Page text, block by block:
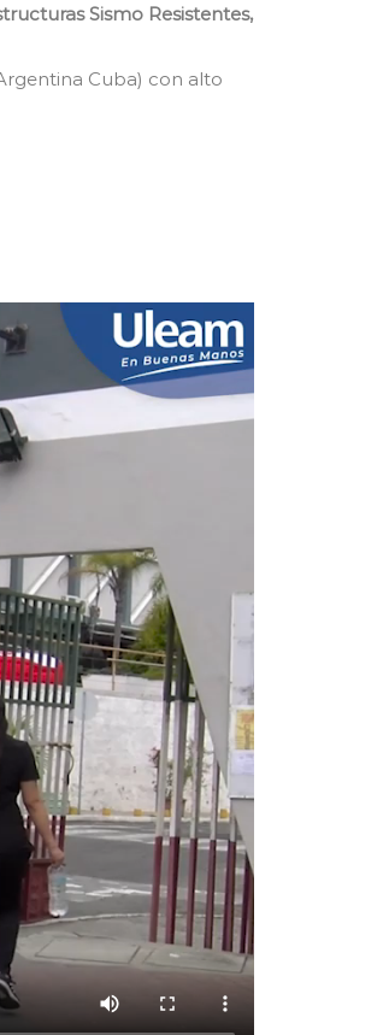
Sismo Resistentes,
Cuba) con alto